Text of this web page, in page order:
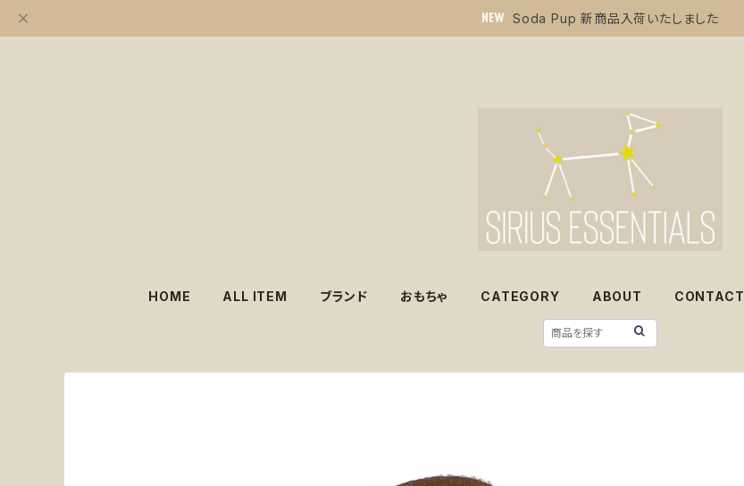
Soda Pup 新商品入荷いたしました
HOME ALL ITEM ブランド おもちゃ CATEGORY ABOUT CONTACT